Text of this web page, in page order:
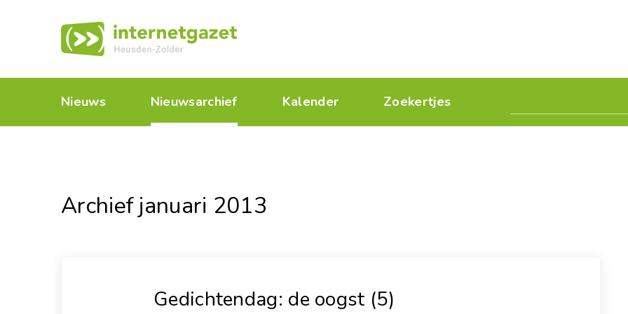
Nieuws Nieuwsarchief Kalender Zoekertjes
Archief januari 2013
Gedichtendag: de oogst (5)